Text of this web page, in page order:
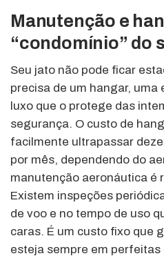
Manutenção e
“condomínio” do
Seu jato não pode ficar
precisa de um hangar, uma
luxo que o protege das
segurança. O custo de
facilmente ultrapassar
por mês, dependendo do
manutenção aeronáutica é
Existem inspeções
de voo e no tempo de uso
caras. É um custo fixo que
esteja sempre em perfeitas